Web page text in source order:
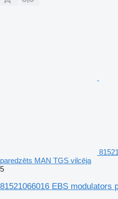
paredzēts MAN TGS vilcēja
5
81521066016 EBS modulators